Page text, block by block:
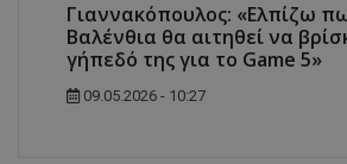
Γιαννακόπουλος: «Ελπίζω
Βαλένθια θα αιτηθεί να
γήπεδό της για το Game 5»
09.05.2026 - 10:27